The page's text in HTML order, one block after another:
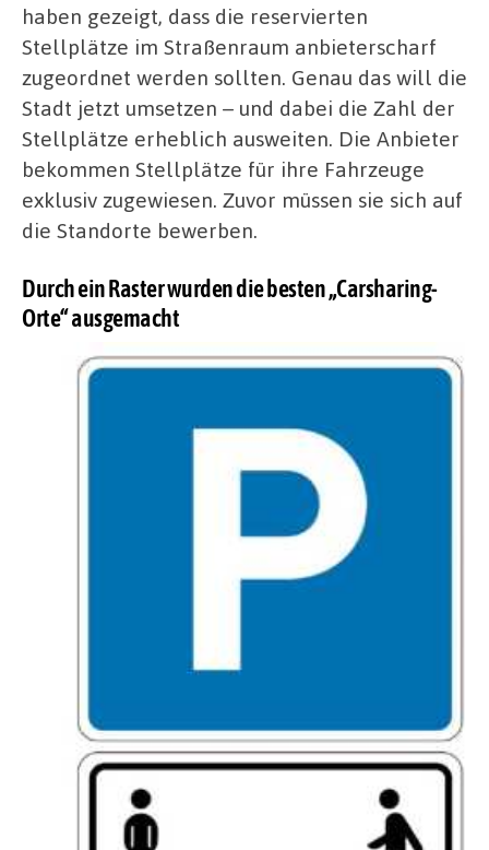
haben gezeigt, dass die reservierten
Stellplätze im Straßenraum anbieterscharf
zugeordnet werden sollten. Genau das will die
Stadt jetzt umsetzen – und dabei die Zahl der
Stellplätze erheblich ausweiten. Die Anbieter
bekommen Stellplätze für ihre Fahrzeuge
exklusiv zugewiesen. Zuvor müssen sie sich auf
die Standorte bewerben.
Durch ein Raster wurden die besten „Carsharing-
Orte“ ausgemacht